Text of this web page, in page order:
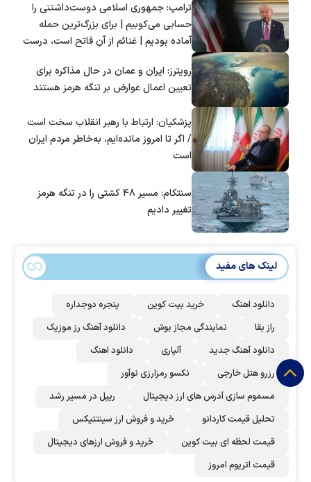
ترامپ: جمهوری اسلامی دوست‌داشتنی را
حسابی می‌کوبیم | برای بزرگ‌ترین حمله
آماده بودیم | غنائم از آنِ فاتح است، درست
رویترز: ایران و عمان در حال مذاکره برای
تعیین اعمال عوارض بر تنگه هرمز هستند
پزشکیان: ارتباط با رهبر انقلاب سخت است
/ اگر تا امروز مانده‌ایم، به‌خاطر مردم ایران
است
سنتکام: مسیر ۴۸ کشتی را در تنگه هرمز
تغییر دادیم
لینک های مفید
دانلود اهنگ خرید بیت کوین
پنجره دوجداره
راز بقا
نمایندگی مجاز بوش
دانلود آهنگ رز‌ موزیک
دانلود آهنگ جدید
آلپاری
دانلود اهنگ
رزرو هتل خارجی
نکسو رمزارزی نوآور
مسموم سازی آدرس های ارز دیجیتال
ریپل در مسیر رشد
تحلیل قیمت کاردانو
خرید و فروش ارز سینتتیکس
قیمت لحظه ای بیت کوین
خرید و فروش ارزهای دیجیتال
قیمت اتریوم امروز